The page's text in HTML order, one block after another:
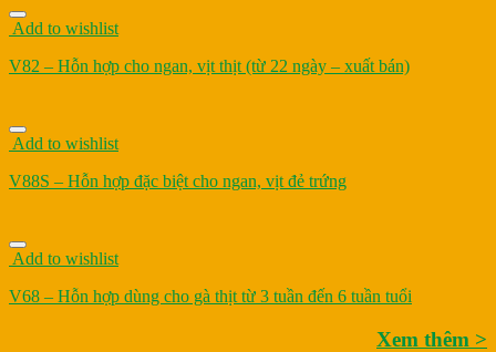
Add to wishlist
V82 – Hỗn hợp cho ngan, vịt thịt (từ 22 ngày – xuất bán)
Add to wishlist
V88S – Hỗn hợp đặc biệt cho ngan, vịt đẻ trứng
Add to wishlist
V68 – Hỗn hợp dùng cho gà thịt từ 3 tuần đến 6 tuần tuổi
Xem thêm >